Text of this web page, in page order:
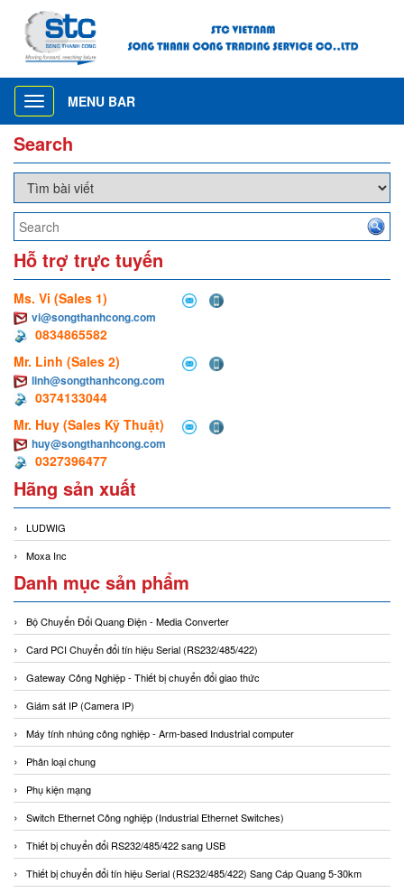
Toggle
navigation
MENU BAR
Search
Hỗ trợ trực tuyến
Ms. Vi (Sales 1)
vi@songthanhcong.com
0834865582
Mr. Linh (Sales 2)
linh@songthanhcong.com
0374133044
Mr. Huy (Sales Kỹ Thuật)
huy@songthanhcong.com
0327396477
Hãng sản xuất
LUDWIG
Moxa Inc
Danh mục sản phẩm
Bộ Chuyển Đổi Quang Điện - Media Converter
Card PCI Chuyển đổi tín hiệu Serial (RS232/485/422)
Gateway Công Nghiệp - Thiết bị chuyển đổi giao thức
Giám sát IP (Camera IP)
Máy tính nhúng công nghiệp - Arm-based Industrial computer
Phân loại chung
Phụ kiện mạng
Switch Ethernet Công nghiệp (Industrial Ethernet Switches)
Thiết bị chuyển đổi RS232/485/422 sang USB
Thiết bị chuyển đổi tín hiệu Serial (RS232/485/422) Sang Cáp Quang 5-30km